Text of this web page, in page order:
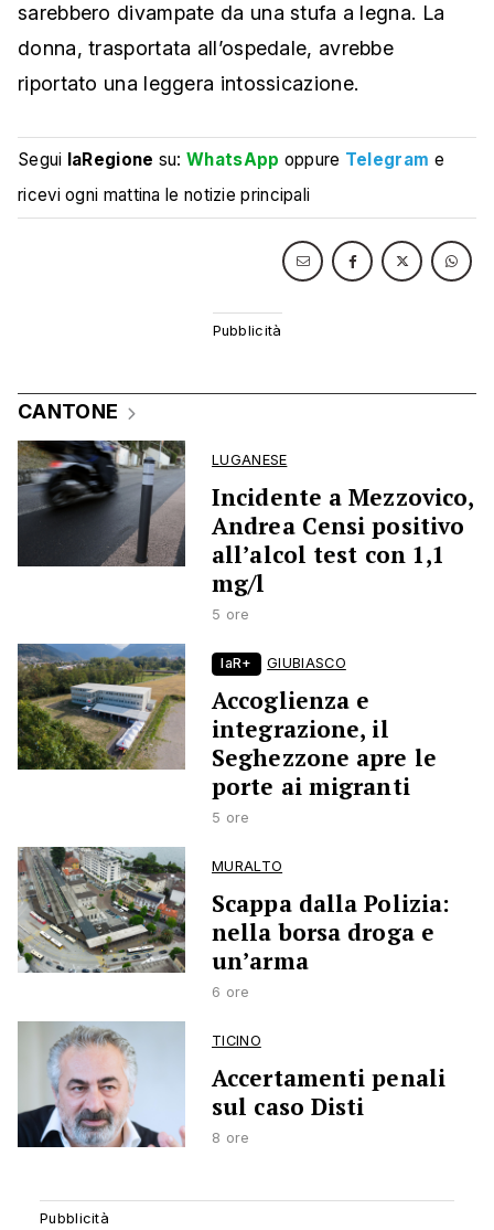
sarebbero divampate da una stufa a legna. La
donna, trasportata all’ospedale, avrebbe
riportato una leggera intossicazione.
Segui laRegione su:WhatsApp oppure Telegram e
ricevi ogni mattina le notizie principali
CANTONE
LUGANESE
Incidente a Mezzovico,
Andrea Censi positivo
all’alcol test con 1,1
mg/l
5 ore
laR+ GIUBIASCO
Accoglienza e
integrazione, il
Seghezzone apre le
porte ai migranti
5 ore
MURALTO
Scappa dalla Polizia:
nella borsa droga e
un’arma
6 ore
TICINO
Accertamenti penali
sul caso Disti
8 ore